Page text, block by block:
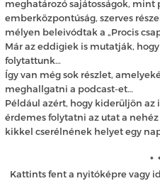
meghatározó sajátosságok, mint
emberközpontúság, szerves
mélyen beleivódtak a „Procis
Már az eddigiek is mutatják,
folytattunk…
Így van még sok részlet,
meghallgatni a podcast-et…
Például azért, hogy kiderüljön
érdemes folytatni az utat a
kikkel cserélnének helyet egy
*
Kattints fent a nyitóképre vagy